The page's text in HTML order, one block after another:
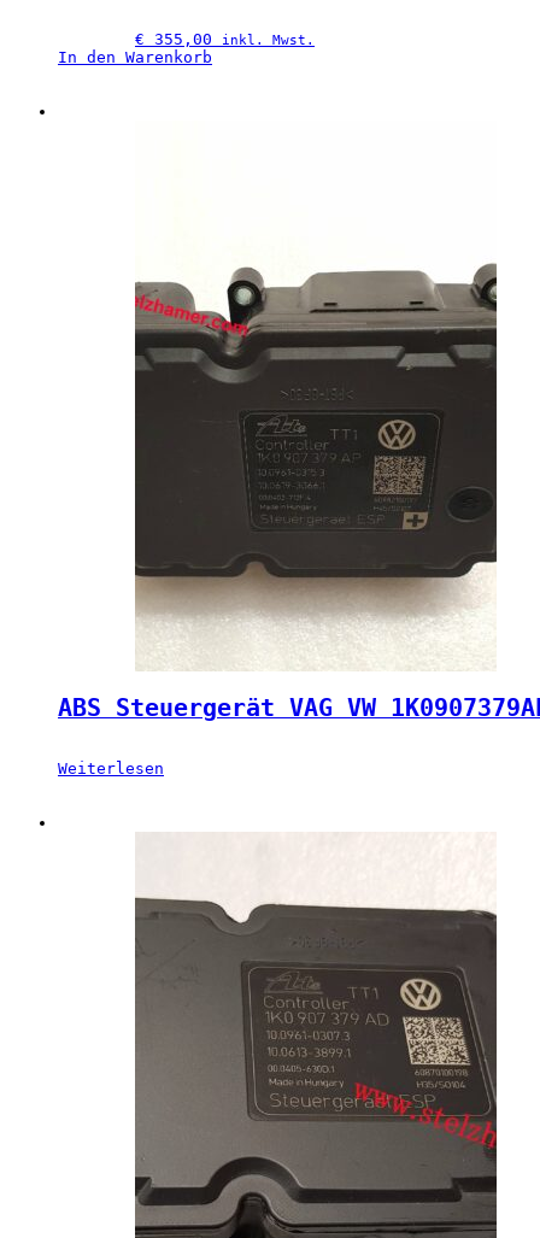
€ 355,00 inkl. Mwst.
In den Warenkorb
ABS Steuergerät VAG VW
Weiterlesen